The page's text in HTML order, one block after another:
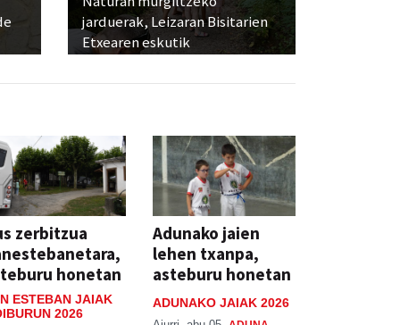
jarduerak, Leizaran Bisitarien
Etxearen eskutik
zerbitzua
honetan
ESTEBAN JAIAK
2026
Adunako jaien
lehen txanpa,
asteburu honetan
ADUNAKO JAIAK 2026